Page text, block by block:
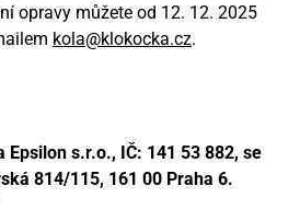
opravy můžete od 12. 12. 2025
kola@klokocka.cz.
s.r.o., IČ: 141 53 882, se
814/115, 161 00 Praha 6.